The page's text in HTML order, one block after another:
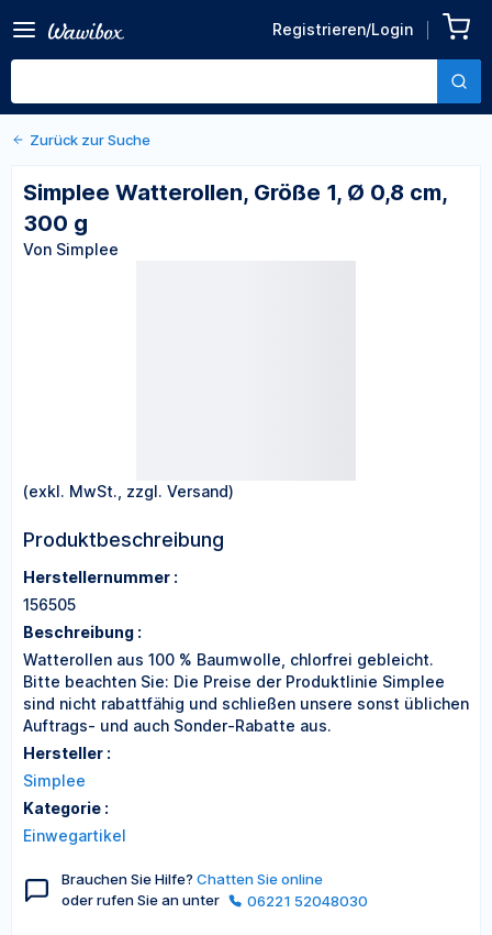
Registrieren/Login
1, Ø 0,8 cm, 300 g
Von Simplee
Zurück zu den Produktdetails
Zurück zur Suche
Simplee Watterollen, Größe 1, Ø 0,8 cm,
300 g
Von Simplee
(exkl. MwSt., zzgl. Versand)
Produktbeschreibung
Herstellernummer :
156505
Beschreibung :
Watterollen aus 100 % Baumwolle, chlorfrei gebleicht.
Bitte beachten Sie: Die Preise der Produktlinie Simplee
sind nicht rabattfähig und schließen unsere sonst üblichen
Auftrags- und auch Sonder-Rabatte aus.
Hersteller :
Simplee
Kategorie :
Einwegartikel
Brauchen Sie Hilfe? Chatten Sie online
oder rufen Sie an unter
06221 52048030